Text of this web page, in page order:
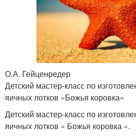
О.А. Гейценредер
Детский мастер-класс по
яичных лотков «Божья коровка»
Детский мастер-класс по
яичных лотков « Божья коровка ».